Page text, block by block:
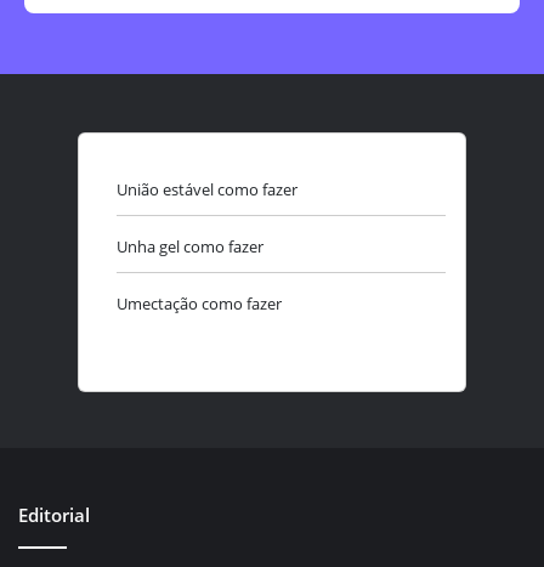
União estável como fazer
Unha gel como fazer
Umectação como fazer
Editorial